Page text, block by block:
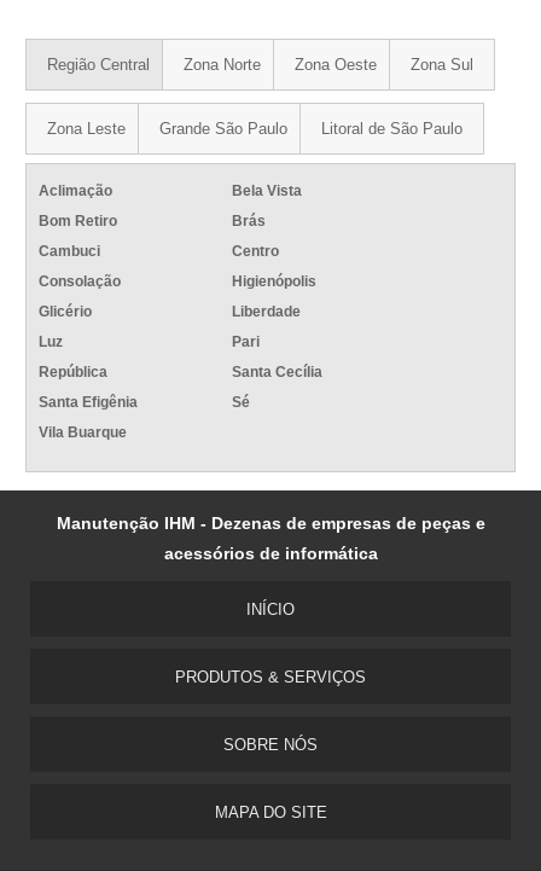
Região Central Zona Norte Zona Oeste Zona Sul
Zona Leste Grande São Paulo Litoral de São Paulo
Aclimação
Bela Vista
Bom Retiro
Brás
Cambuci
Centro
Consolação
Higienópolis
Glicério
Liberdade
Luz
Pari
República
Santa Cecília
Santa Efigênia
Sé
Vila Buarque
Manutenção IHM - Dezenas de empresas de peças e
acessórios de informática
INÍCIO
PRODUTOS & SERVIÇOS
SOBRE NÓS
MAPA DO SITE